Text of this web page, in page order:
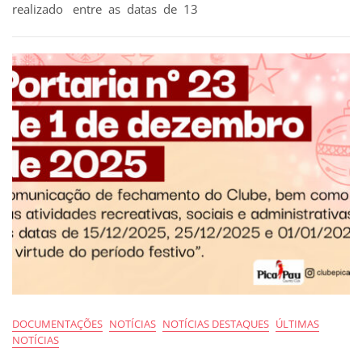
realizado entre as datas de 13
DOCUMENTAÇÕES NOTÍCIAS NOTÍCIAS DESTAQUES ÚLTIMAS
NOTÍCIAS